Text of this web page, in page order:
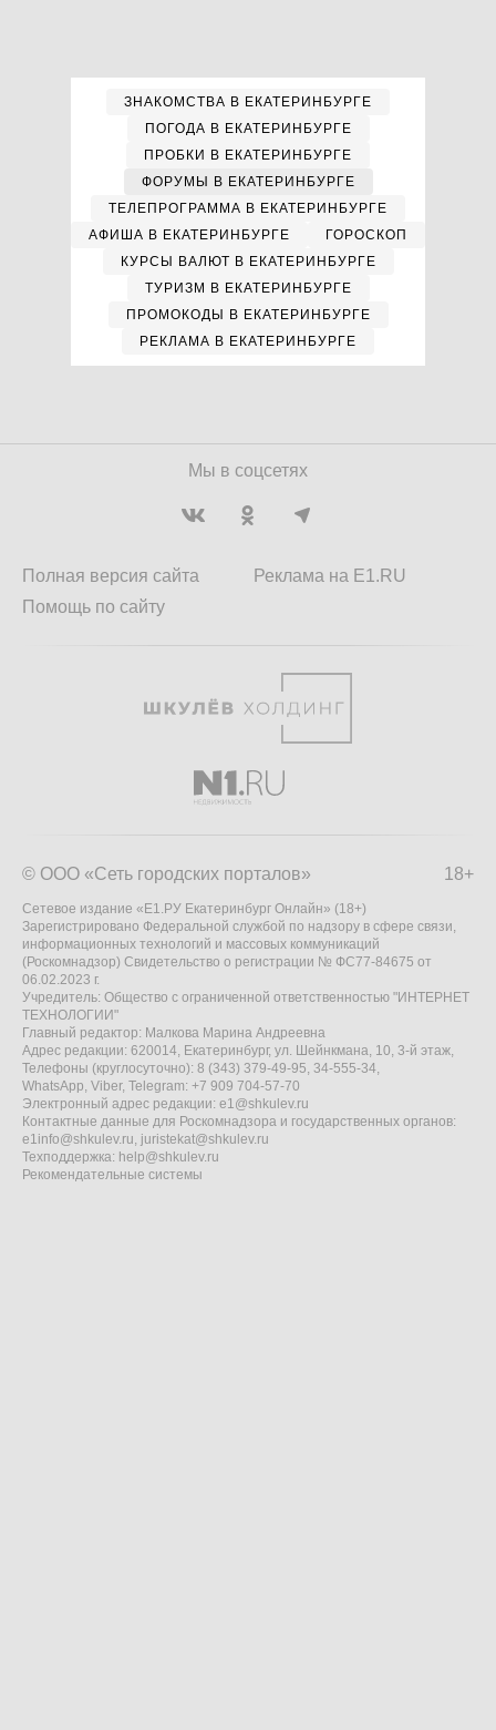
ЗНАКОМСТВА В ЕКАТЕРИНБУРГЕ
ПОГОДА В ЕКАТЕРИНБУРГЕ
ПРОБКИ В ЕКАТЕРИНБУРГЕ
ФОРУМЫ В ЕКАТЕРИНБУРГЕ
ТЕЛЕПРОГРАММА В ЕКАТЕРИНБУРГЕ
АФИША В ЕКАТЕРИНБУРГЕ
ГОРОСКОП
КУРСЫ ВАЛЮТ В ЕКАТЕРИНБУРГЕ
ТУРИЗМ В ЕКАТЕРИНБУРГЕ
ПРОМОКОДЫ В ЕКАТЕРИНБУРГЕ
РЕКЛАМА В ЕКАТЕРИНБУРГЕ
Мы в соцсетях
Полная версия сайта
Помощь по сайту
Реклама на E1.RU
18+
© ООО «Сеть городских порталов»
Сетевое издание «Е1.РУ Екатеринбург Онлайн» (18+)
Зарегистрировано Федеральной службой по надзору в сфере связи,
информационных технологий и массовых коммуникаций
(Роскомнадзор) Свидетельство о регистрации № ФС77-84675 от
06.02.2023 г.
Учредитель: Общество с ограниченной ответственностью "ИНТЕРНЕТ
ТЕХНОЛОГИИ"
Главный редактор: Малкова Марина Андреевна
Адрес редакции: 620014, Екатеринбург, ул. Шейнкмана, 10, 3-й этаж,
Телефоны (круглосуточно): 8 (343) 379-49-95, 34-555-34,
WhatsApp, Viber, Telegram: +7 909 704-57-70
Электронный адрес редакции: e1@shkulev.ru
Контактные данные для Роскомнадзора и государственных органов:
e1info@shkulev.ru, juristekat@shkulev.ru
Техподдержка: help@shkulev.ru
Рекомендательные системы